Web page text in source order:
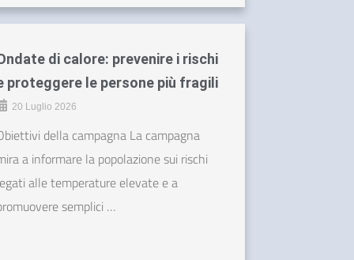
di calore: prevenire i rischi
proteggere le persone più fragili
20 Luglio 2026
della campagna La campagna
a informare la popolazione sui rischi
alle temperature elevate e a
semplici …